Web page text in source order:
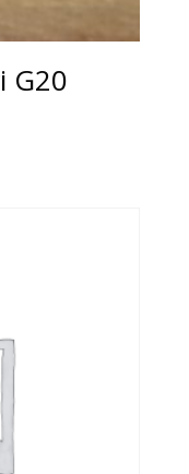
G20